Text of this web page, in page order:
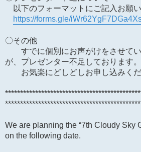
以下のフォーマットにご記入お願い
https://forms.gle/
〇その他
すでに個別にお声がけをさせてい
が、プレゼンター不足しております。
お気楽にどしどしお申し込みくだ
We are planning the “7th Cloudy Sky
on the following date.